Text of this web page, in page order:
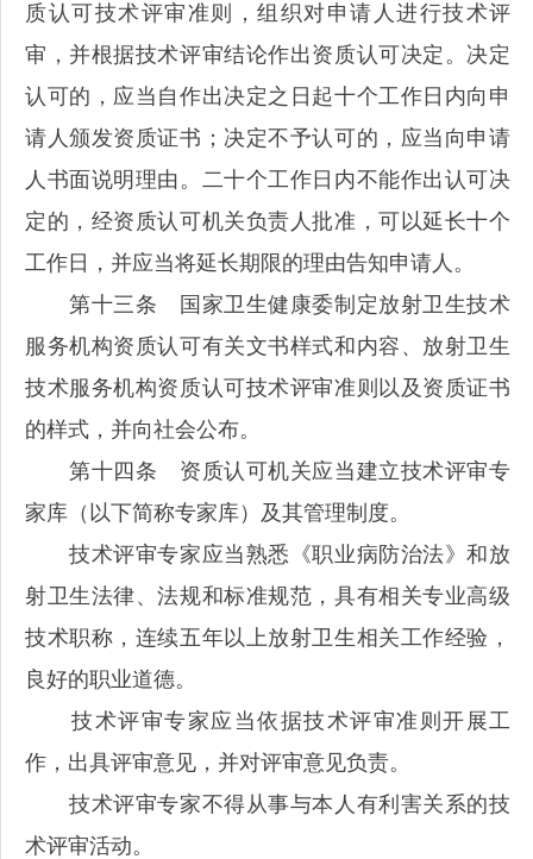
质认可技术评审准则，组织对申请人进行技术评
审，并根据技术评审结论作出资质认可决定。决定
认可的，应当自作出决定之日起十个工作日内向申
请人颁发资质证书；决定不予认可的，应当向申请
人书面说明理由。二十个工作日内不能作出认可决
定的，经资质认可机关负责人批准，可以延长十个
工作日，并应当将延长期限的理由告知申请人。
第十三条 国家卫生健康委制定放射卫生技术
服务机构资质认可有关文书样式和内容、放射卫生
技术服务机构资质认可技术评审准则以及资质证书
的样式，并向社会公布。
第十四条 资质认可机关应当建立技术评审专
家库（以下简称专家库）及其管理制度。
技术评审专家应当熟悉《职业病防治法》和放
射卫生法律、法规和标准规范，具有相关专业高级
技术职称，连续五年以上放射卫生相关工作经验，
良好的职业道德。
技术评审专家应当依据技术评审准则开展工
作，出具评审意见，并对评审意见负责。
技术评审专家不得从事与本人有利害关系的技
术评审活动。